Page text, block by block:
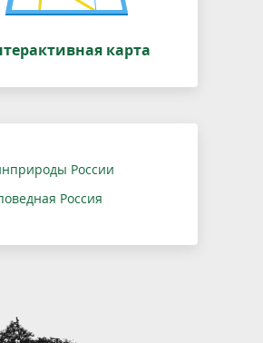
карта
России
Россия